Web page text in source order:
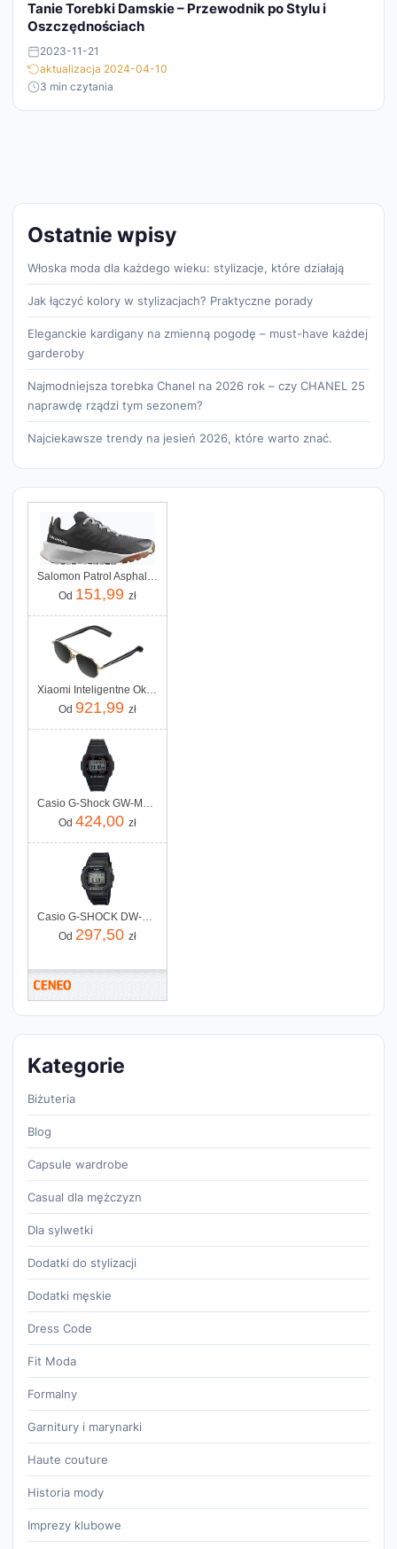
Tanie Torebki Damskie – Przewodnik po Stylu i
Oszczędnościach
2023-11-21
aktualizacja 2024-04-10
3 min czytania
Ostatnie wpisy
Włoska moda dla każdego wieku: stylizacje, które działają
Jak łączyć kolory w stylizacjach? Praktyczne porady
Eleganckie kardigany na zmienną pogodę – must-have każdej
garderoby
Najmodniejsza torebka Chanel na 2026 rok – czy CHANEL 25
naprawdę rządzi tym sezonem?
Najciekawsze trendy na jesień 2026, które warto znać.
Salomon Patrol Asphalt Rainy Day Pecan Brown
Od 151,99 zł
Xiaomi Inteligentne Okulary Mijia Smart Audio Glasses Pilot-Style
Od 921,99 zł
Casio G-Shock GW-M5610U-1ER
Od 424,00 zł
Casio G-SHOCK DW-5600UE-1ER
Od 297,50 zł
Kategorie
Biżuteria
Blog
Capsule wardrobe
Casual dla mężczyzn
Dla sylwetki
Dodatki do stylizacji
Dodatki męskie
Dress Code
Fit Moda
Formalny
Garnitury i marynarki
Haute couture
Historia mody
Imprezy klubowe